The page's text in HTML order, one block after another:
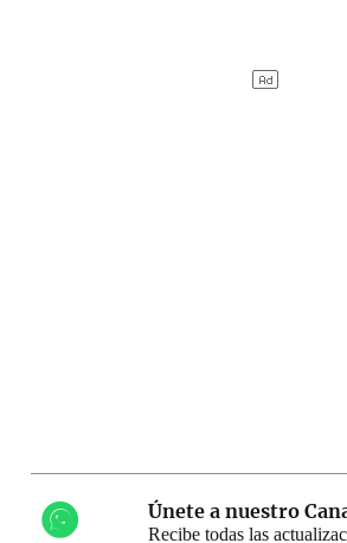
Únete a nuestro
Recibe todas las